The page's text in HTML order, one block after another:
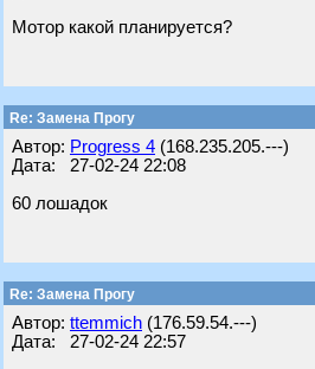
Мотор какой планируется?
Re: Замена Прогу
Автор: Progress 4 (168.235.205.---)
Дата: 27-02-24 22:08
60 лошадок
Re: Замена Прогу
Автор: ttemmich (176.59.54.---)
Дата: 27-02-24 22:57